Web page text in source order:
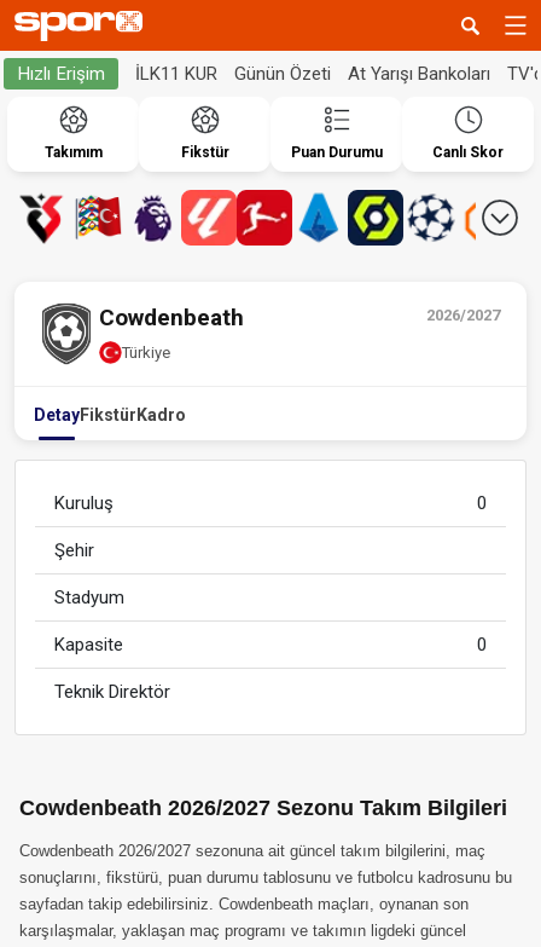
Hızlı Erişim İLK11 KUR Günün Özeti At Yarışı Bankoları
Takımım Fikstür Puan Durumu Canlı Skor
2026/2027
Cowdenbeath
Türkiye
DetayFikstür Kadro
Kuruluş 0
Şehir
Stadyum
Kapasite 0
Teknik Direktör
Cowdenbeath 2026/2027 Sezonu Takım Bilgileri
Cowdenbeath 2026/2027 sezonuna ait güncel takım bilgilerini, maç
sonuçlarını, fikstürü, puan durumu tablosunu ve futbolcu kadrosunu bu
sayfadan takip edebilirsiniz. Cowdenbeath maçları, oynanan son
karşılaşmalar, yaklaşan maç programı ve takımın ligdeki güncel